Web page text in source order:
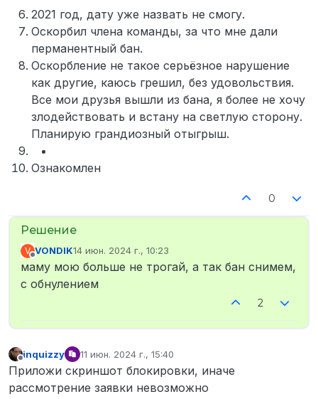
2021 год, дату уже назвать не смогу.
Оскорбил члена команды, за что мне дали
перманентный бан.
Оскорбление не такое серьёзное нарушение
как другие, каюсь грешил, без удовольствия.
Все мои друзья вышли из бана, я более не хочу
злодействовать и встану на светлую сторону.
Планирую грандиозный отыгрыш.
Ознакомлен
0
V
Не в сети
VONDIK14 июн. 2024 г., 10:23
отредактировано
маму мою больше не трогай, а так бан снимем,
с обнулением
2
inquizzy 11 июн. 2024 г., 15:40
отредактировано
Приложи скриншот блокировки, иначе
рассмотрение заявки невозможно